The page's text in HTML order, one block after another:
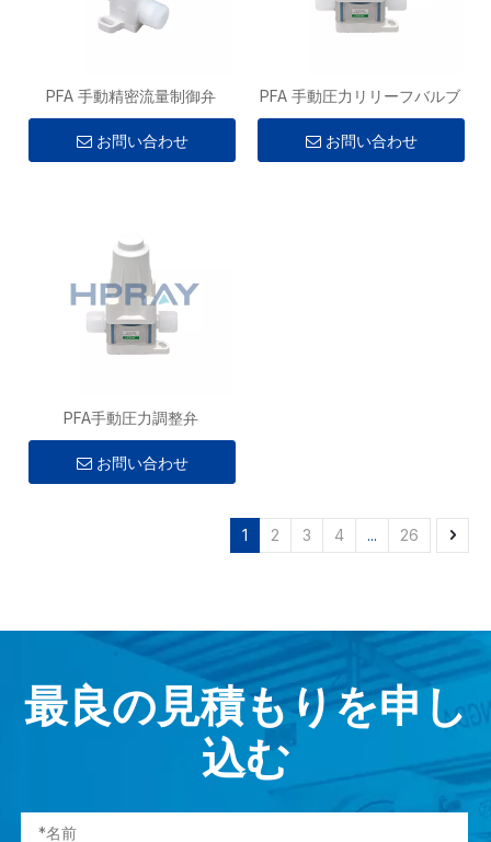
PFA 手動精密流量制御弁
お問い合わせ
PFA 手動圧力リリーフバルブ
お問い合わせ
PFA手動圧力調整弁
お問い合わせ
1 2 3 4 ... 26
最良の見積もりを申し
込む